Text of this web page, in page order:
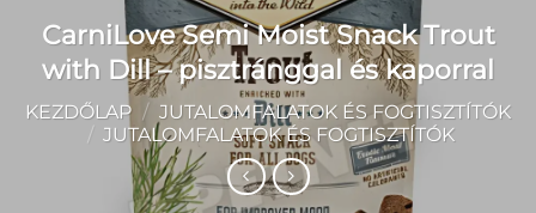
CarniLove Semi Moist Snack Trout
with Dill – pisztránggal és kaporral
KEZDŐLAP / JUTALOMFALATOK ÉS FOGTISZTÍTÓK
/ JUTALOMFALATOK ÉS FOGTISZTÍTÓK